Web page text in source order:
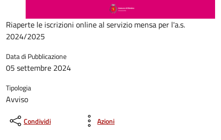
Riaperte le iscrizioni online al servizio mensa per l'a.s.
2024/2025
Data di Pubblicazione
05 settembre 2024
Tipologia
Avviso
Condividi Azioni